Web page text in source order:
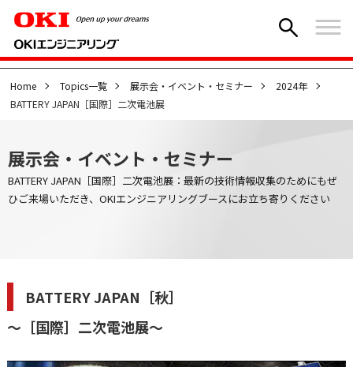
Home Topics一覧 展示会・イベント・セミナー
2024年
BATTERY JAPAN［国際］二次電池展
展示会・イベント・セミナー
BATTERY JAPAN［国際］二次電池展：最新の技術情報収集のためにもぜ
ひご来場いただき、OKIエンジニアリングブースにお立ち寄りください
BATTERY JAPAN［秋］
～［国際］二次電池展～